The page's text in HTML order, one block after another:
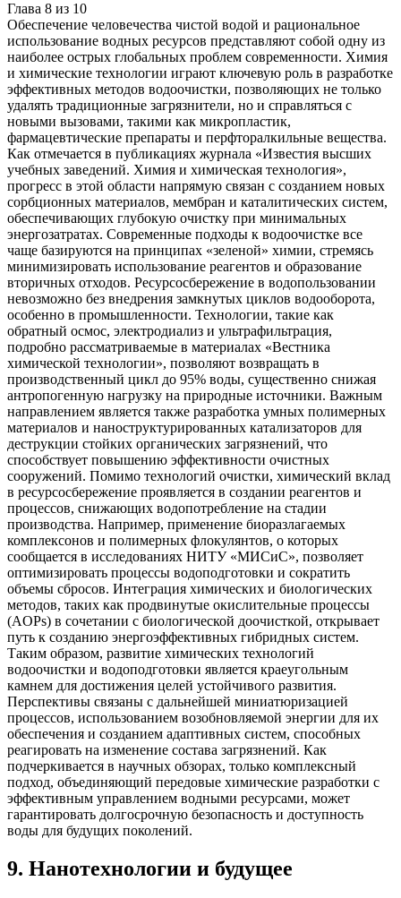
Глава 8 из 10
Обеспечение человечества чистой водой и рациональное
использование водных ресурсов представляют собой одну из
наиболее острых глобальных проблем современности. Химия
и химические технологии играют ключевую роль в разработке
эффективных методов водоочистки, позволяющих не только
удалять традиционные загрязнители, но и справляться с
новыми вызовами, такими как микропластик,
фармацевтические препараты и перфторалкильные вещества.
Как отмечается в публикациях журнала «Известия высших
учебных заведений. Химия и химическая технология»,
прогресс в этой области напрямую связан с созданием новых
сорбционных материалов, мембран и каталитических систем,
обеспечивающих глубокую очистку при минимальных
энергозатратах. Современные подходы к водоочистке все
чаще базируются на принципах «зеленой» химии, стремясь
минимизировать использование реагентов и образование
вторичных отходов. Ресурсосбережение в водопользовании
невозможно без внедрения замкнутых циклов водооборота,
особенно в промышленности. Технологии, такие как
обратный осмос, электродиализ и ультрафильтрация,
подробно рассматриваемые в материалах «Вестника
химической технологии», позволяют возвращать в
производственный цикл до 95% воды, существенно снижая
антропогенную нагрузку на природные источники. Важным
направлением является также разработка умных полимерных
материалов и наноструктурированных катализаторов для
деструкции стойких органических загрязнений, что
способствует повышению эффективности очистных
сооружений. Помимо технологий очистки, химический вклад
в ресурсосбережение проявляется в создании реагентов и
процессов, снижающих водопотребление на стадии
производства. Например, применение биоразлагаемых
комплексонов и полимерных флокулянтов, о которых
сообщается в исследованиях НИТУ «МИСиС», позволяет
оптимизировать процессы водоподготовки и сократить
объемы сбросов. Интеграция химических и биологических
методов, таких как продвинутые окислительные процессы
(AOPs) в сочетании с биологической доочисткой, открывает
путь к созданию энергоэффективных гибридных систем.
Таким образом, развитие химических технологий
водоочистки и водоподготовки является краеугольным
камнем для достижения целей устойчивого развития.
Перспективы связаны с дальнейшей миниатюризацией
процессов, использованием возобновляемой энергии для их
обеспечения и созданием адаптивных систем, способных
реагировать на изменение состава загрязнений. Как
подчеркивается в научных обзорах, только комплексный
подход, объединяющий передовые химические разработки с
эффективным управлением водными ресурсами, может
гарантировать долгосрочную безопасность и доступность
воды для будущих поколений.
9. Нанотехнологии и будущее